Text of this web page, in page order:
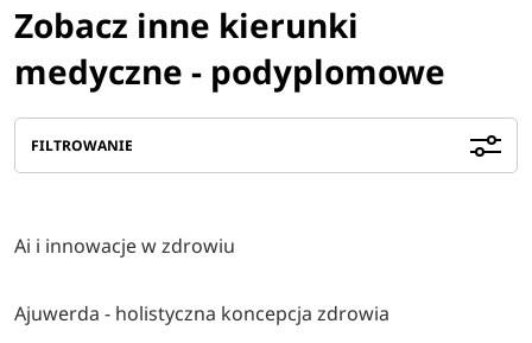
Zobacz inne kierunki
medyczne - podyplomowe
FILTROWANIE
Ai i innowacje w zdrowiu
Ajuwerda - holistyczna koncepcja zdrowia